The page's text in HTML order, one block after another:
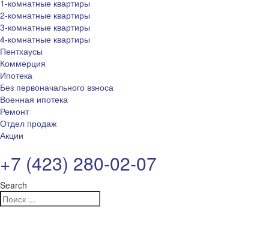
1-комнатные квартиры
2-комнатные квартиры
3-комнатные квартиры
4-комнатные квартиры
Пентхаусы
Коммерция
Ипотека
Без первоначального взноса
Военная ипотека
Ремонт
Отдел продаж
Акции
+7 (423) 280-02-07
Search